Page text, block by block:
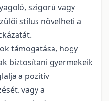
szigorú vagy
stílus növelheti a
támogatása, hogy
biztosítani gyermekeik
a pozitív
vagy a